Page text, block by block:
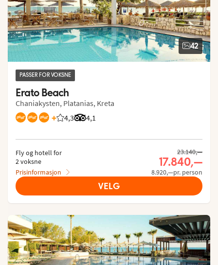
42
PASSER FOR VOKSNE
Erato Beach
Chaniakysten, Platanias, Kreta
+ 4,3
Vurdering fra Vings gjester: 4.257/5
4,1
Vurdering fra Tripadvisor: 4.1 of 5
Fly og hotell for
2 voksne
Prisinformasjon
23.140,—
17.840,—
8.920,—pr. person
VELG